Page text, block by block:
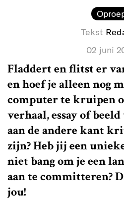
Tekst
02 juni
Fladdert en flitst er
en hoef je alleen nog
computer te kruipen
verhaal, essay of
aan de andere kant
zijn? Heb jij een
niet bang om je een
aan te committeren?
jou!